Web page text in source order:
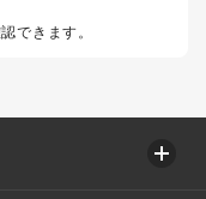
できます。